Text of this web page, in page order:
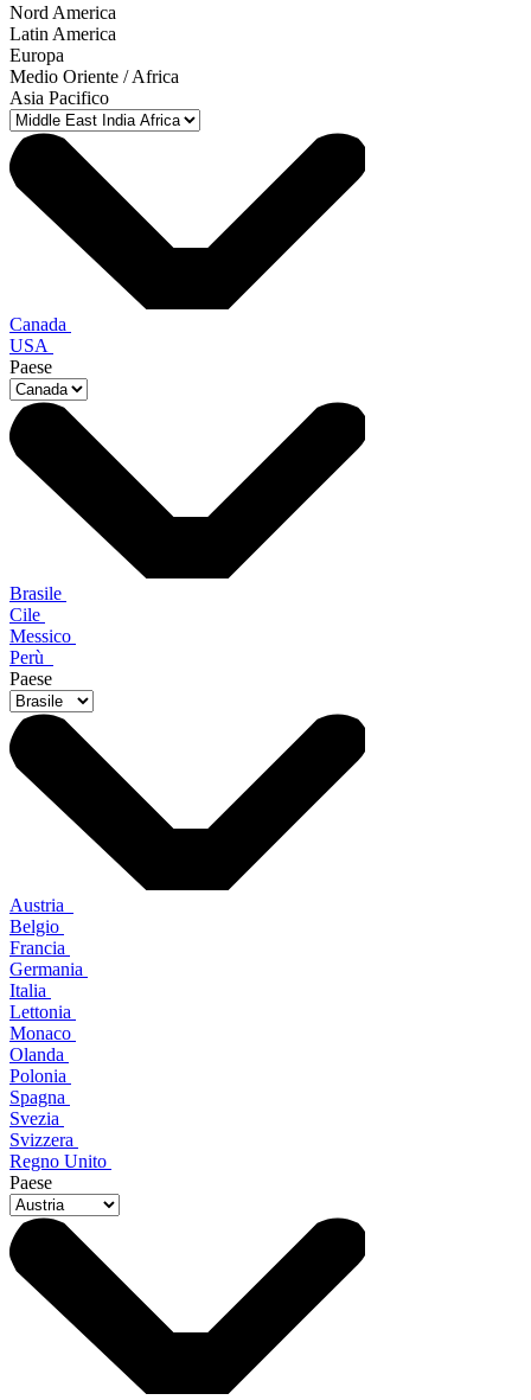
Nord America
Latin America
Europa
Medio Oriente / Africa
Asia Pacifico
Canada
USA
Paese
Brasile
Cile
Messico
Perù
Paese
Austria
Belgio
Francia
Germania
Italia
Lettonia
Monaco
Olanda
Polonia
Spagna
Svezia
Svizzera
Regno Unito
Paese